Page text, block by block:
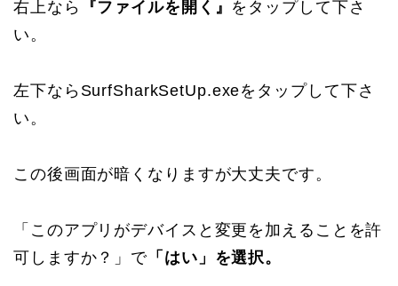
右上なら 『ファイルを開く』 をタップして下さ
い。
左下ならSurfSharkSetUp.exeをタップして下さ
い。
この後画面が暗くなりますが大丈夫です。
「このアプリがデバイスと変更を加えることを許
可しますか？」で 「はい」を選択。